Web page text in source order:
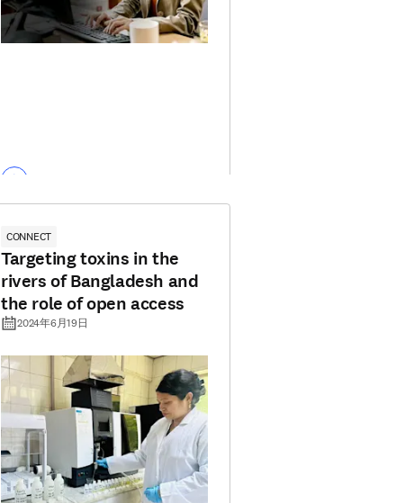
CONNECT
Targeting toxins in the
rivers of Bangladesh and
the role of open access
2024年6月19日